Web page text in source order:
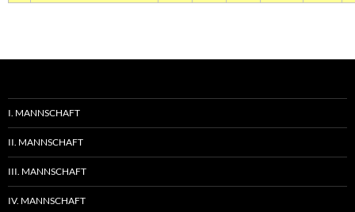
I. MANNSCHAFT
II. MANNSCHAFT
III. MANNSCHAFT
IV. MANNSCHAFT